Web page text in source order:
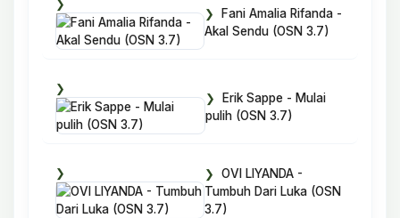
Fani Amalia Rifanda -
Akal Sendu (OSN 3.7)
Erik Sappe - Mulai
pulih (OSN 3.7)
OVI LIYANDA -
Tumbuh Dari Luka (OSN
3.7)